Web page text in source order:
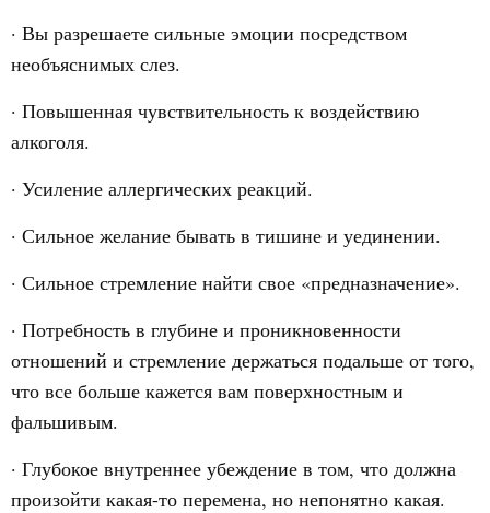
· Вы разрешаете сильные эмоции посредством
необъяснимых слез.
· Повышенная чувствительность к воздействию
алкоголя.
· Усиление аллергических реакций.
· Сильное желание бывать в тишине и уединении.
· Сильное стремление найти свое «предназначение».
· Потребность в глубине и проникновенности
отношений и стремление держаться подальше от того,
что все больше кажется вам поверхностным и
фальшивым.
· Глубокое внутреннее убеждение в том, что должна
произойти какая-то перемена, но непонятно какая.